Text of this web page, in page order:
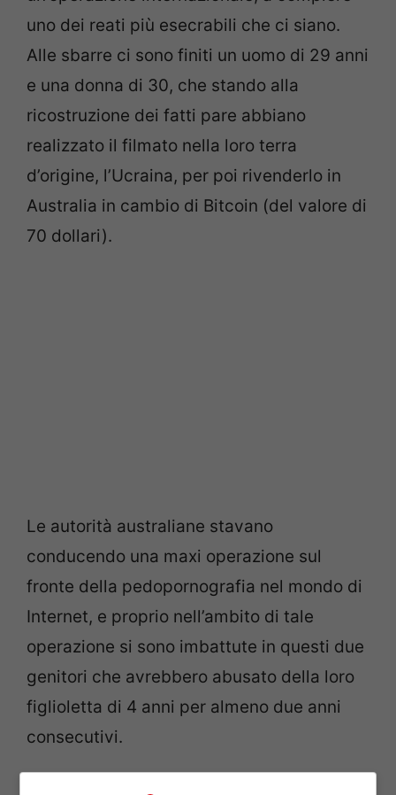
uno dei reati più esecrabili che ci siano.
Alle sbarre ci sono finiti un uomo di 29 anni
e una donna di 30, che stando alla
ricostruzione dei fatti pare abbiano
realizzato il filmato nella loro terra
d’origine, l’Ucraina, per poi rivenderlo in
Australia in cambio di Bitcoin (del valore di
70 dollari).
Le autorità australiane stavano
conducendo una maxi operazione sul
fronte della pedopornografia nel mondo di
Internet, e proprio nell’ambito di tale
operazione si sono imbattute in questi due
genitori che avrebbero abusato della loro
figlioletta di 4 anni per almeno due anni
consecutivi.